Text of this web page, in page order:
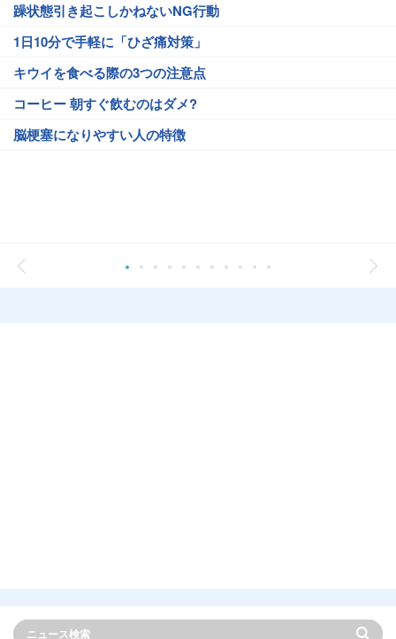
躁状態引き起こしかねないNG行動
1日10分で手軽に「ひざ痛対策」
キウイを食べる際の3つの注意点
コーヒー 朝すぐ飲むのはダメ?
脳梗塞になりやすい人の特徴